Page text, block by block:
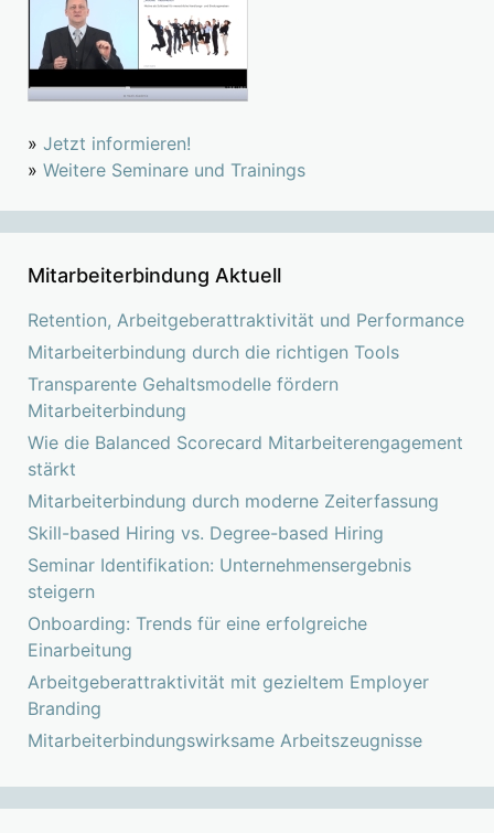
» Jetzt informieren!
» Weitere Seminare und Trainings
Mitarbeiterbindung Aktuell
Retention, Arbeitgeberattraktivität und Performance
Mitarbeiterbindung durch die richtigen Tools
Transparente Gehaltsmodelle fördern
Mitarbeiterbindung
Wie die Balanced Scorecard Mitarbeiterengagement
stärkt
Mitarbeiterbindung durch moderne Zeiterfassung
Skill-based Hiring vs. Degree-based Hiring
Seminar Identifikation: Unternehmensergebnis
steigern
Onboarding: Trends für eine erfolgreiche
Einarbeitung
Arbeitgeberattraktivität mit gezieltem Employer
Branding
Mitarbeiterbindungswirksame Arbeitszeugnisse